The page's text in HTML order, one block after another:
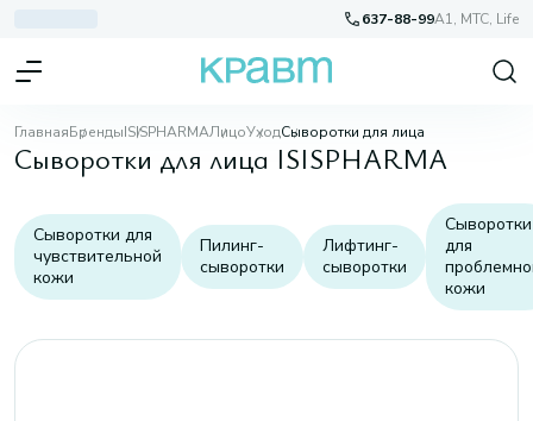
637-88-99A1, МТС, Life
ГлавнаяБрендыISISPHARMAЛицоУходСыворотки для лица
Сыворотки для лица ISISPHARMA
Сыворотки для
чувствительной
кожи
Пилинг-
сыворотки
Лифтинг-
сыворотки
Сыворотки
для
кожи